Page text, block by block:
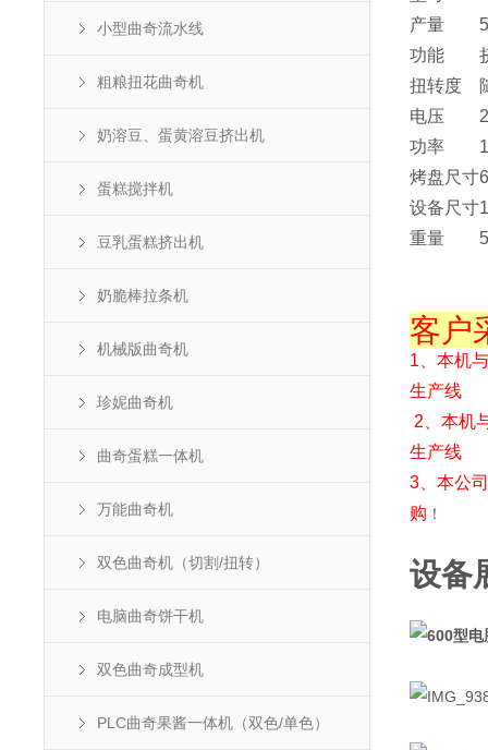
小型曲奇流水线
粗粮扭花曲奇机
奶溶豆、蛋黄溶豆挤出机
蛋糕搅拌机
豆乳蛋糕挤出机
奶脆棒拉条机
机械版曲奇机
珍妮曲奇机
曲奇蛋糕一体机
万能曲奇机
双色曲奇机（切割/扭转）
电脑曲奇饼干机
双色曲奇成型机
PLC曲奇果酱一体机（双色/单色）
产量
功能
扭转度
电压
功率
烤盘尺寸
设备尺寸
重量
客户
1、本机
生产线
2、本机
生产线
3、本公
购 ！
设备